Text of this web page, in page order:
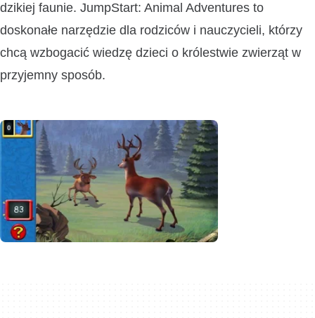
dzikiej faunie. JumpStart: Animal Adventures to
doskonałe narzędzie dla rodziców i nauczycieli, którzy
chcą wzbogacić wiedzę dzieci o królestwie zwierząt w
przyjemny sposób.